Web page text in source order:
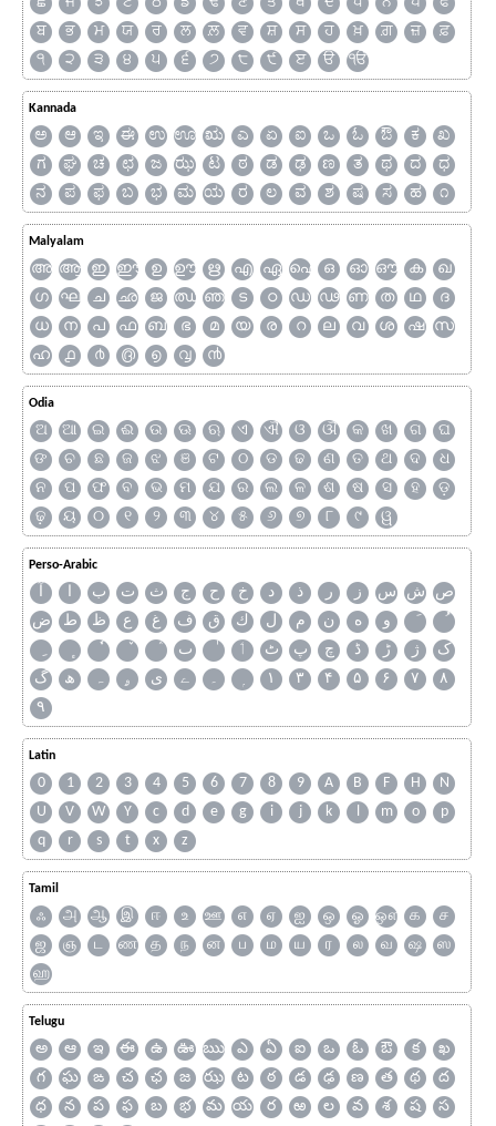
ਬ
ਭ ਮ ਯ ਰ ਲ ਲ਼ ਵ ਸ਼ ਸ ਹ ਖ਼ ਗ਼ ਜ਼
ਫ਼
੧
੨ ੩ ੪ ੫ ੬ ੭ ੮ ੯ ੲ ੳ ੴ
Kannada
ಅ ಆ ಇ ಈ ಉ ಊ ಋ ಎ ಏ ಐ ಒ ಓ ಔ ಕ
ಖ
ಗ
ಘ ಚ ಛ ಜ ಝ ಟ ಠ ಡ ಢ ಣ ತ ಥ ದ
ಧ
ನ
ಪ ಫ ಬ ಭ ಮ ಯ ರ ಲ ವ ಶ ಷ ಸ ಹ ೧
Malyalam
അ ആ ഇ ഈ ഉ ഊ ഋ എ ഏ ഐ ഒ ഓ ഔ ക
ഖ
ഗ
ഘ ച ഛ ജ ഝ ഞ ട ഠ ഡ ഢ ണ ത ഥ
ദ
ധ
ന പ ഫ ബ ഭ മ യ ര റ ല വ ശ ഷ
സ
ഹ
൧ ൪ ൫ ൭ ൮ ൯
Odia
ଅ ଆ ଇ ଈ ଉ ଊ ଋ ଏ ଐ ଓ ଔ କ ଖ ଗ
ଘ
ଙ
ଚ ଛ ଜ ଝ ଞ ଟ ଠ ଡ ଢ ଣ ତ ଥ ଦ
ଧ
ନ
ପ ଫ ବ ଭ ମ ଯ ର ଲ ଳ ଶ ଷ ସ ହ
ଡ଼
ଢ଼
ୟ ୦ ୧ ୨ ୩ ୪ ୫ ୬ ୭ ୮ ୯ ୱ
Perso-Arabic
آ ا ب ت ث ج ح خ د ذ ر ز س ش ص
ض
ط ظ ع غ ف ق ك ل م ن ه
و
ٮ
ٲ ٹ پ چ ڈ ڑ ژ
ک
گ
ھ ہ ۄ ی ے ۔ ۱ ۳ ۴ ۵ ۶ ۷
۸
۹
Latin
0 1 2 3 4 5 6 7 8 9 A B F H
N
U
V W Y c d e g i j k l m o
p
q
r s t x z
Tamil
ஃ அ ஆ இ ஈ உ ஊ எ ஏ ஐ ஒ ஓ ஔ க
ச
ஜ
ஞ ட ண த ந ன ப ம ய ர ல வ ஷ
ஸ
ஹ
Telugu
అ ఆ ఇ ఈ ఉ ఊ ఋ ఎ ఏ ఐ ఒ ఓ ఔ క
ఖ
గ
ఘ ఙ చ ఛ జ ఝ ట ఠ డ ఢ ణ త థ
ద
ధ
న ప ఫ బ భ మ య ర ఱ ల వ శ ష
స